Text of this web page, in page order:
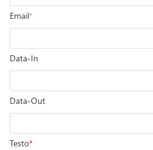
Email*
Data-In
Data-Out
Testo*